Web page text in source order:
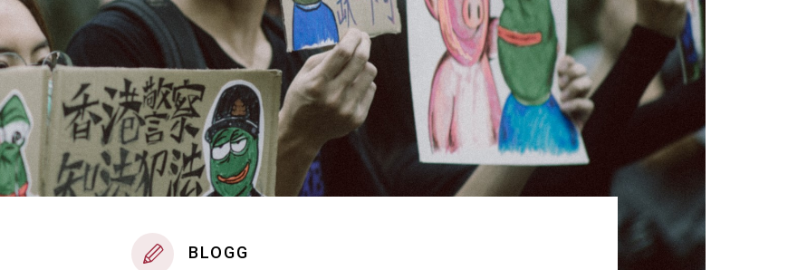
BLOGG